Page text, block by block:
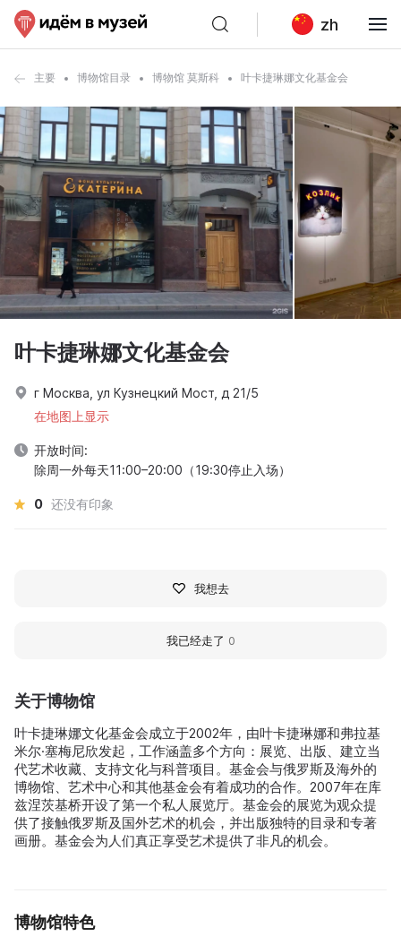
zh
主要 博物馆目录 博物馆 莫斯科 叶卡捷琳娜文化基金会
关于博物馆
叶卡捷琳娜文化基金会成立于2002年，由叶卡捷琳娜和弗拉基
米尔·塞梅尼欣发起，工作涵盖多个方向：展览、出版、建立当
代艺术收藏、支持文化与科普项目。基金会与俄罗斯及海外的
博物馆、艺术中心和其他基金会有着成功的合作。2007年在库
兹涅茨基桥开设了第一个私人展览厅。基金会的展览为观众提
供了接触俄罗斯及国外艺术的机会，并出版独特的目录和专著
画册。基金会为人们真正享受艺术提供了非凡的机会。
博物馆特色
叶卡捷琳娜文化基金会
г Москва, ул Кузнецкий Мост, д 21/5
在地图上显示
开放时间:
除周一外每天11:00–20:00（19:30停止入场）
0 还没有印象
我想去
我已经走了 0